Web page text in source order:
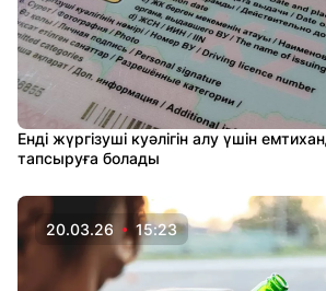
Енді жүргізуші куәлігін алу үшін
тапсыруға болады
20.03.26 15:23